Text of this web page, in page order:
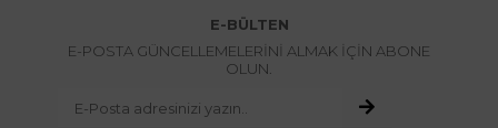
E-BÜLTEN
E-POSTA GÜNCELLEMELERİNİ ALMAK İÇİN ABONE
OLUN.